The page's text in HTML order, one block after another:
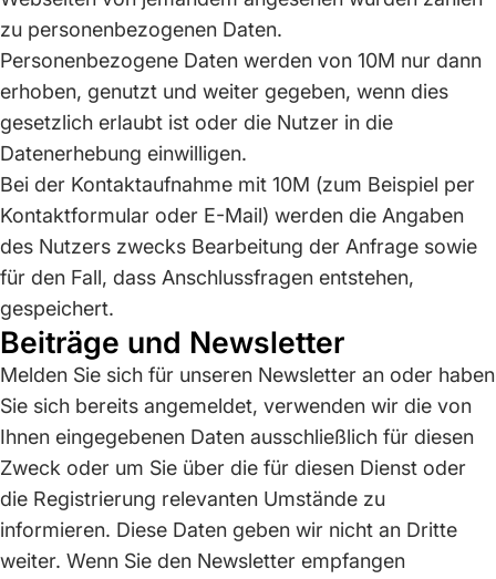
zu personenbezogenen Daten.
Personenbezogene Daten werden von 10M nur dann
erhoben, genutzt und weiter gegeben, wenn dies
gesetzlich erlaubt ist oder die Nutzer in die
Datenerhebung einwilligen.
Bei der Kontaktaufnahme mit 10M (zum Beispiel per
Kontaktformular oder E-Mail) werden die Angaben
des Nutzers zwecks Bearbeitung der Anfrage sowie
für den Fall, dass Anschlussfragen entstehen,
gespeichert.
Beiträge und Newsletter
Melden Sie sich für unseren Newsletter an oder haben
Sie sich bereits angemeldet, verwenden wir die von
Ihnen eingegebenen Daten ausschließlich für diesen
Zweck oder um Sie über die für diesen Dienst oder
die Registrierung relevanten Umstände zu
informieren. Diese Daten geben wir nicht an Dritte
weiter. Wenn Sie den Newsletter empfangen